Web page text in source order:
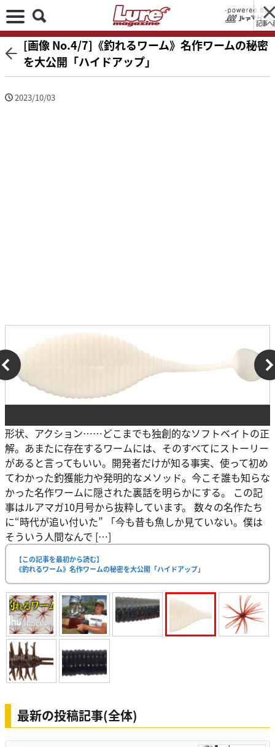
記事へ
[画像 No.4/7]《釣れるワーム》名作ワームの秘密
を大公開「ハイドアップ」
2023/10/03
形状、アクション……どこまでも独創的なソフトベイトの正
解。あまたに存在するワームには、そのすべてにストーリー
があると言ってもいい。開発者だけが知る事実、使って初め
てわかった釣獲能力や発明的なメソッド。今こそ誰も知らな
かった名作ワームに隠された裏話を明らかにする。 この記
事はルアマガ10月号から抜粋しています。 数々の名作たち
に“時代が追い付いた” 「今も昔も魚しか見ていない。僕は
そういう人間なんで […]
【この記事を最初から読む】
《釣れるワーム》名作ワームの秘密を大公開「ハイドアップ」
最新の投稿記事(全体)